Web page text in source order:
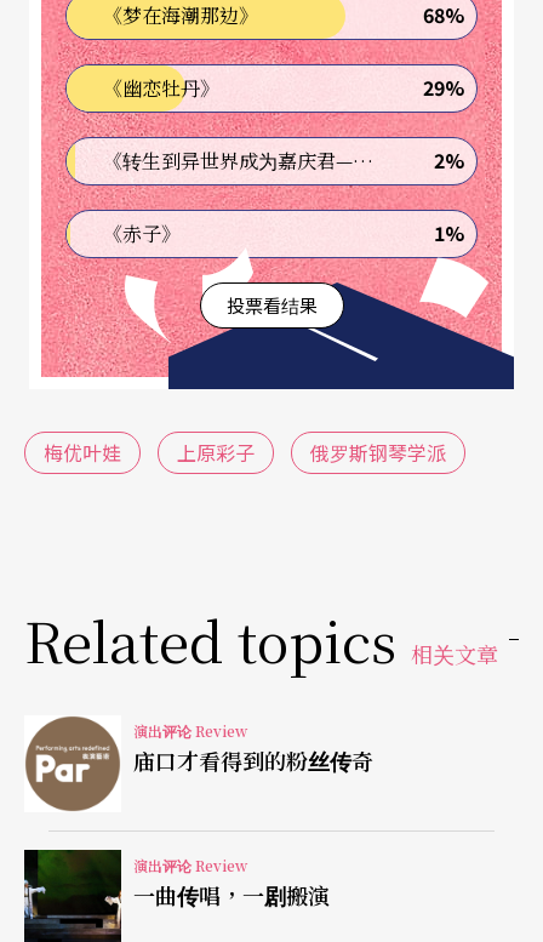
娃，其实演绎出了某种典型的和式艺术。
更进一步来说，梅优叶娃呈现出一种「传统下的独
白」：既是俄罗斯传统下的日本独白，反之亦然。
原因在于梅优叶娃透过一种状似白描或枯山水的风
格，先确立起骨干与架构等「形式」，再以极为节
制的方式去雕琢出各种微小的变化。但表面上状似
极其无痕的俄罗斯基因，其实早已深渗在梅优叶娃
的节奏、分句、音色的掌控与读谱的视角上。只是
蝇头小楷或米雕式的美学在先天上就极其不讨好观
众，因为已经将动态与可视范围压缩到了最低的幅
度。在梅优叶娃的指下，萧邦与德布西时而密不透
言，则一如过隙白驹：得知我幸，不得你命。
承袭的传统成为个人的独白
再探来自日本高松，始终未进入日本音乐教育科班
体系，仅以类似「俄罗斯音乐私塾」背景，却在柴
科夫斯基大赛同时创下第一位女性，与第一位日本
钢琴家夺魁纪录的上原彩子。如果不是亲临现场，
同样无法想像这位身躯如此娇小的东瀛魔女，却凭
《梦在海潮那边》 68%
《幽恋牡丹》 29%
《转生到异世界成为嘉庆君—发现我的祖先是诈骗集团!?》 2%
《赤子》 1%
投票看结果
梅优叶娃 上原彩子 俄罗斯钢琴学派
Related topics 相关文章
演出评论 Review
庙口才看得到的粉丝传奇
演出评论 Review
一曲传唱，一剧搬演